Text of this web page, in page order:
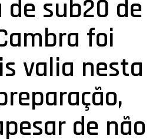
sub20 de
foi
valia nesta
de não